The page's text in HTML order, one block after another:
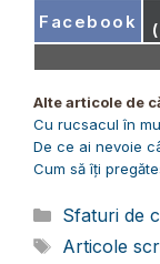
Share
Facebook
Alte articole de
Cu rucsacul în
De ce ai nevoie
Cum să îți
Categorii
Sfaturi de
Etichete
Articole